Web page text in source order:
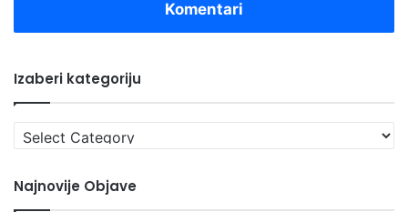
Komentari
Izaberi kategoriju
Izaberi
kategoriju
Najnovije Objave